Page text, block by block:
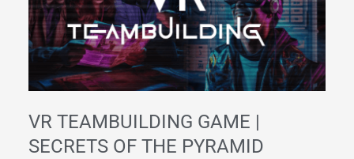
VR TEAMBUILDING GAME |
SECRETS OF THE PYRAMID
|
Secrets
of
the